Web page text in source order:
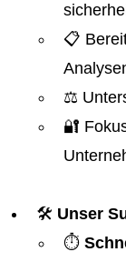
📋
⚖️
🔐
🛠️ Unser
⏱️